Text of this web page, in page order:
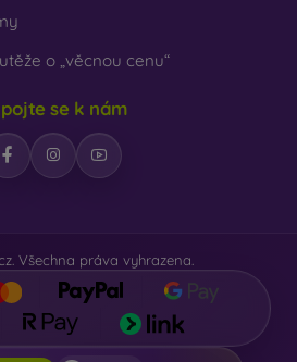
o „věcnou cenu“
se k nám
Všechna práva vyhrazena.